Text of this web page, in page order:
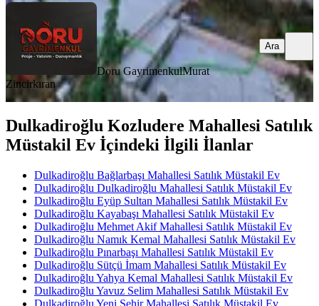
Doru GayrimenkulMurat
Zincirkıran
Ara
Dulkadiroğlu Kozludere Mahallesi Satılık
Müstakil Ev İçindeki İlgili İlanlar
Dulkadiroğlu Bağlarbaşı Mahallesi Satılık Müstakil Ev
Dulkadiroğlu Dulkadiroğlu Mahallesi Satılık Müstakil Ev
Dulkadiroğlu Eyüp Sultan Mahallesi Satılık Müstakil Ev
Dulkadiroğlu Kayabaşı Mahallesi Satılık Müstakil Ev
Dulkadiroğlu Mehmet Akif Mahallesi Satılık Müstakil Ev
Dulkadiroğlu Namık Kemal Mahallesi Satılık Müstakil Ev
Dulkadiroğlu Pınarbaşı Mahallesi Satılık Müstakil Ev
Dulkadiroğlu Sütçü İmam Mahallesi Satılık Müstakil Ev
Dulkadiroğlu Yahya Kemal Mahallesi Satılık Müstakil Ev
Dulkadiroğlu Yavuz Selim Mahallesi Satılık Müstakil Ev
Dulkadiroğlu Yeni Şehir Mahallesi Satılık Müstakil Ev